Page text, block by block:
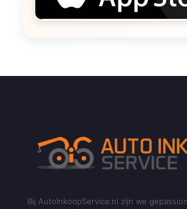
Bij AutoInkoopService.nl zijn we